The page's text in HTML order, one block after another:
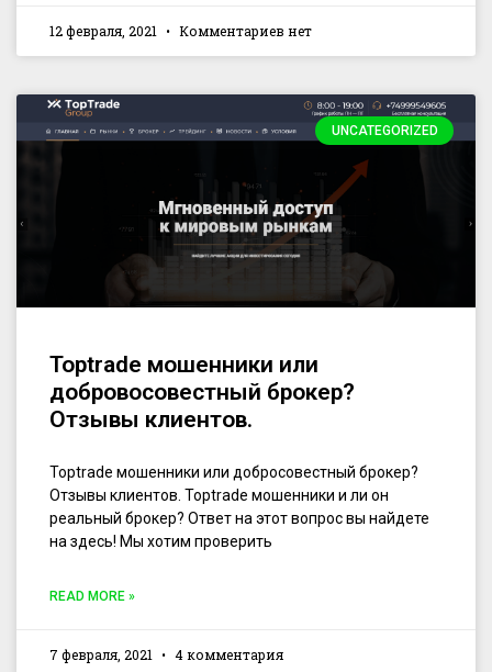
12 февраля, 2021 Комментариев нет
UNCATEGORIZED
Toptrade мошенники или
добровосовестный брокер?
Отзывы клиентов.
Toptrade мошенники или добросовестный брокер?
Отзывы клиентов. Toptrade мошенники и ли он
реальный брокер? Ответ на этот вопрос вы найдете
на здесь! Мы хотим проверить
READ MORE »
7 февраля, 2021 4 комментария